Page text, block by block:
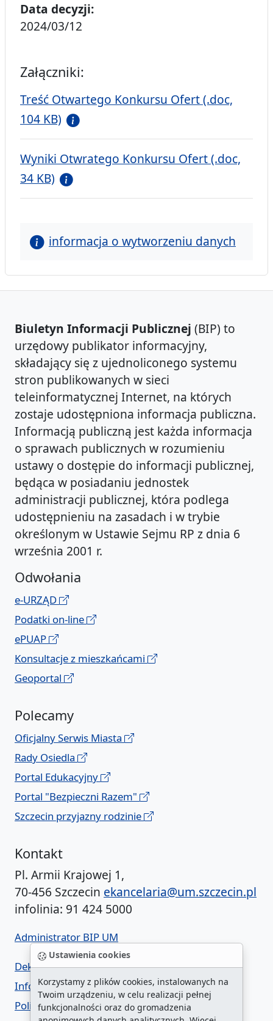
Ustawienia cookies
Korzystamy z plików cookies, instalowanych na
Twoim urządzeniu, w celu realizacji pełnej
funkcjonalności oraz do gromadzenia
Data decyzji:
2024/03/12
Załączniki:
Treść Otwartego Konkursu Ofert (.doc,
104 KB)
Wyniki Otwratego Konkursu Ofert (.doc,
34 KB)
informacja o wytworzeniu danych
Biuletyn Informacji Publicznej (BIP) to
urzędowy publikator informacyjny,
składający się z ujednoliconego systemu
stron publikowanych w sieci
teleinformatycznej Internet, na których
zostaje udostępniona informacja publiczna.
Informacją publiczną jest każda informacja
o sprawach publicznych w rozumieniu
ustawy o dostępie do informacji publicznej,
będąca w posiadaniu jednostek
administracji publicznej, która podlega
udostępnieniu na zasadach i w trybie
określonym w Ustawie Sejmu RP z dnia 6
września 2001 r.
Odwołania
e-URZĄD
Podatki on-line
ePUAP
Konsultacje z mieszkańcami
Geoportal
Polecamy
Oficjalny Serwis Miasta
Rady Osiedla
Portal Edukacyjny
Portal "Bezpieczni Razem"
Szczecin przyjazny rodzinie
Kontakt
Pl. Armii Krajowej 1,
70-456 Szczecin ekancelaria@um.szczecin.pl
infolinia: 91 424 5000
Administrator BIP UM
Deklaracja dostępności
Informacja o urzędzie w ETR
Polityka prywatności